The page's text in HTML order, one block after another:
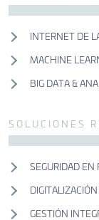
INTERNET DE
MACHINE
BIG DATA &
SOLUCIONES
SEGURIDAD EN
GESTIÓN